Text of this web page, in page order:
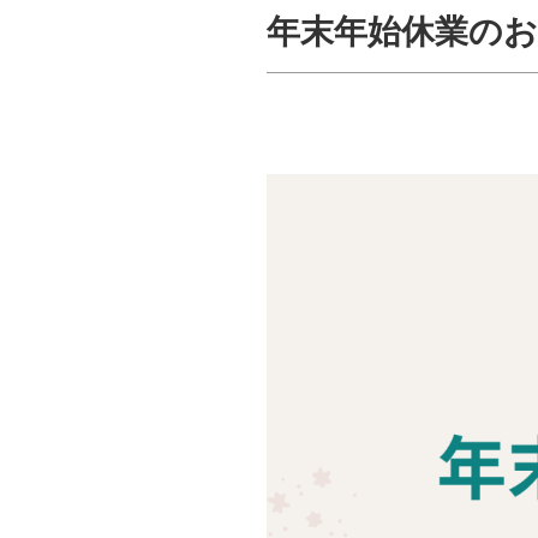
年末年始休業の